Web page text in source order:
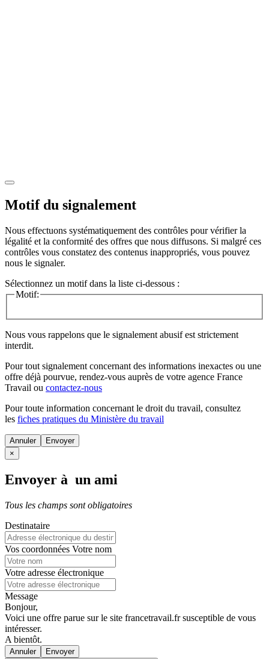
Motif du signalement
Nous effectuons systématiquement des contrôles pour vérifier la
légalité et la conformité des offres que nous diffusons. Si malgré ces
contrôles vous constatez des contenus inappropriés, vous pouvez
nous le signaler.
Sélectionnez un motif dans la liste ci-dessous :
Motif:
Nous vous rappelons que le signalement abusif est strictement
interdit.
Pour tout signalement concernant des informations inexactes ou une
offre déjà pourvue, rendez-vous auprès de votre agence France
Travail ou contactez-nous
Pour toute information concernant le droit du travail, consultez
les fiches pratiques du Ministère du travail
Annuler
×
Envoyer à un ami
Tous les champs sont obligatoires
Destinataire
Vos coordonnées Votre nom
Votre adresse électronique
Message
Bonjour,
Voici une offre parue sur le site francetravail.fr susceptible de vous
intéresser.
A bientôt.
Annuler